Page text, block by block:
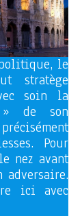
le
stratège
soin la
» de son
Pour
nez avant
adversaire.
ici avec